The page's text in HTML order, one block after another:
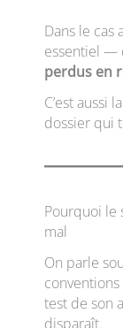
Dans le cas
essentiel —
perdus en
C’est aussi
dossier qui
Pourquoi le
mal
On parle
conventions
test de son
disparaît.